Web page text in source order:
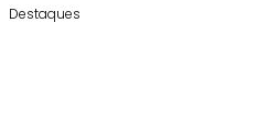
Destaques